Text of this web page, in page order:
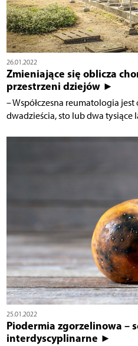
26.01.2022
Zmieniające się oblicza
przestrzeni dziejów ►
– Współczesna reumatologia
dwadzieścia, sto lub dwa tysiące
25.01.2022
Piodermia zgorzelinowa –
interdyscyplinarne ►